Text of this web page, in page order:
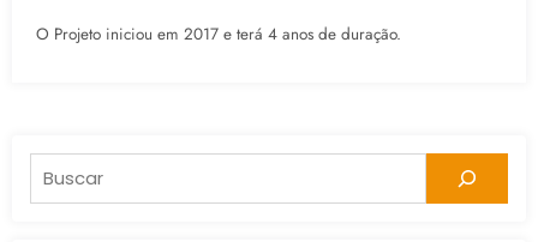
O Projeto iniciou em 2017 e terá 4 anos de duração.
Pesquisar